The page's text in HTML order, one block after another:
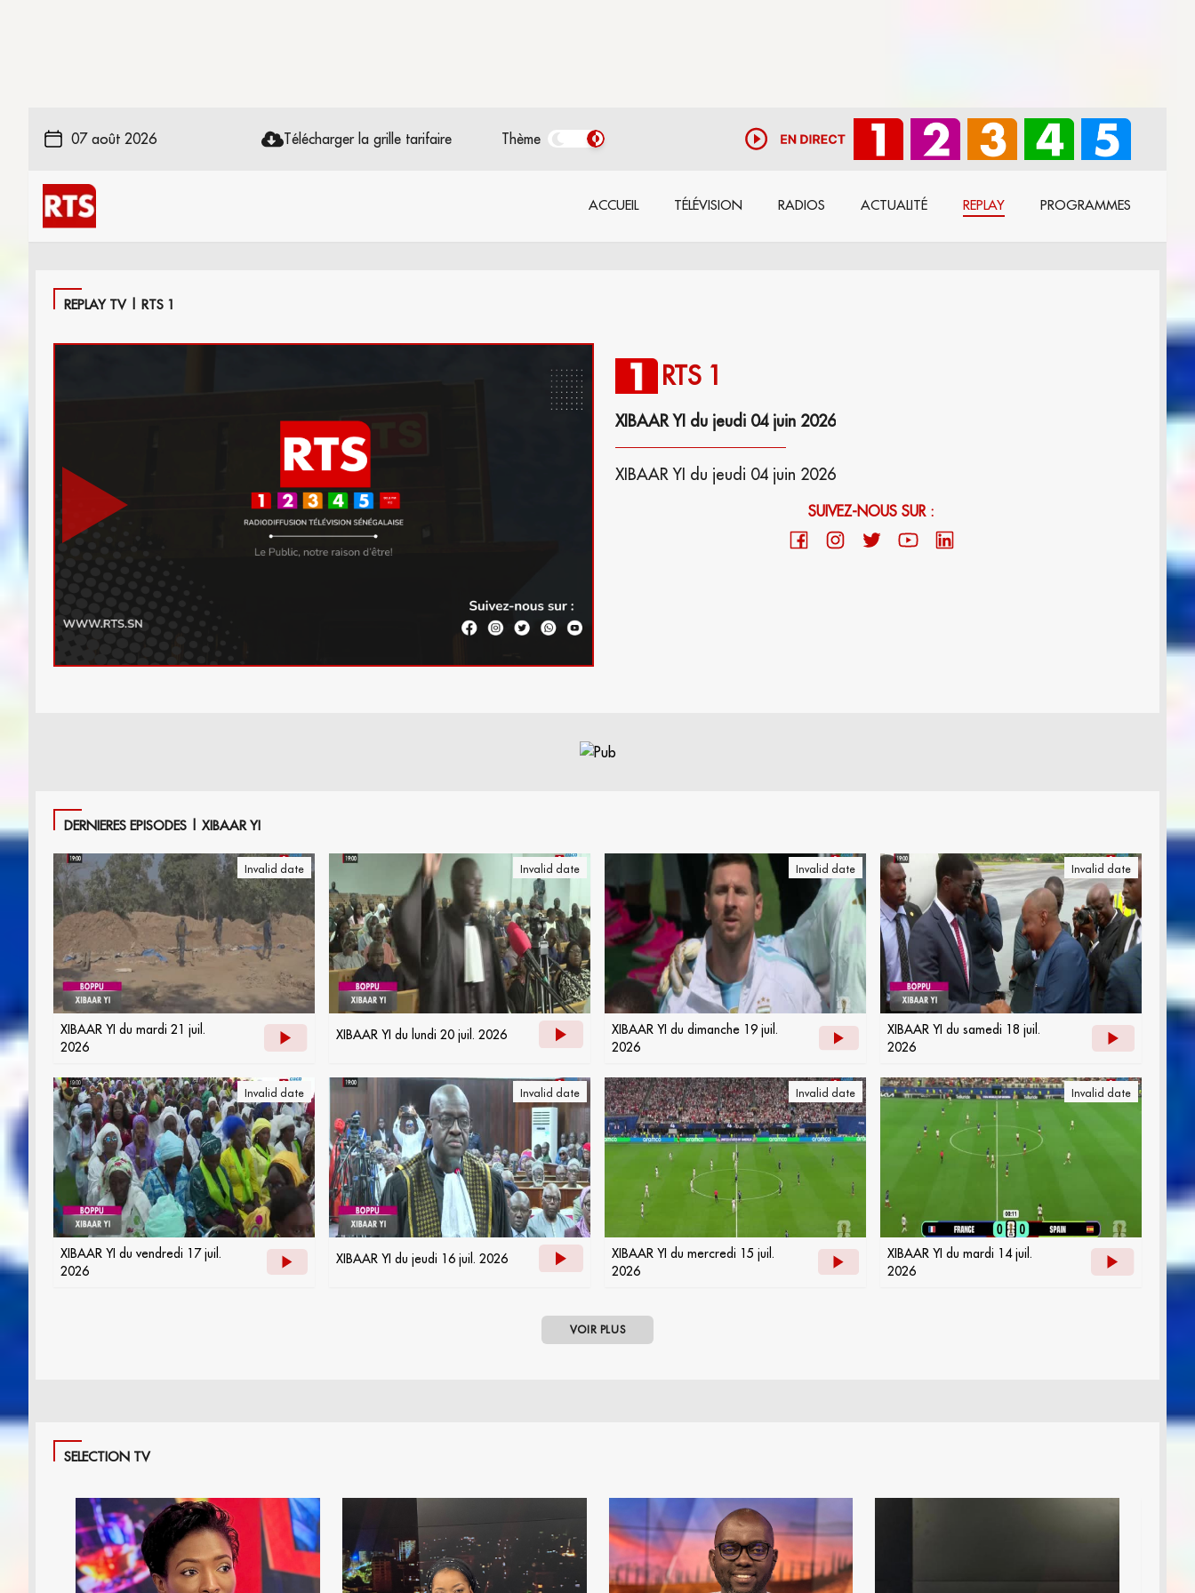
07 août 2026 Télécharger la grille tarifaire Thème
ACCUEIL TÉLÉVISION RADIOS ACTUALITÉ REPLAY PROGRAMMES
REPLAY TV | RTS 1
RTS 1
XIBAAR YI du jeudi 04 juin 2026
XIBAAR YI du jeudi 04 juin 2026
SUIVEZ-NOUS SUR :
DERNIERES EPISODES | XIBAAR YI
Invalid date
XIBAAR YI du mardi 21 juil.
2026
Invalid date
XIBAAR YI du lundi 20 juil. 2026
Invalid date
XIBAAR YI du dimanche 19 juil.
2026
Invalid date
XIBAAR YI du samedi 18 juil.
2026
Invalid date
XIBAAR YI du vendredi 17 juil.
2026
Invalid date
XIBAAR YI du jeudi 16 juil. 2026
Invalid date
XIBAAR YI du mercredi 15 juil.
2026
Invalid date
XIBAAR YI du mardi 14 juil.
2026
VOIR PLUS
SELECTION TV